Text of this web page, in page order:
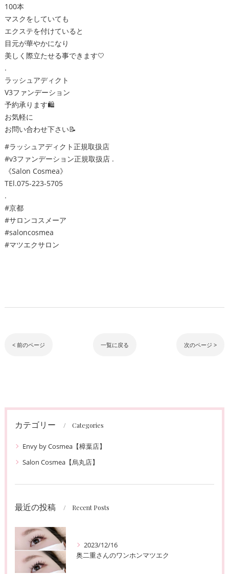
100本
マスクをしていても
エクステを付けていると
目元が華やかになり
美しく際立たせる事できます🤍
.
ラッシュアディクト
V3ファンデーション
予約承ります🛍
お気軽に
お問い合わせ下さい📝
#ラッシュアディクト正規取扱店
#v3ファンデーション正規取扱店 .
《Salon Cosmea》
TEl.075-223-5705
.
#京都
#サロンコスメーア
#saloncosmea
#マツエクサロン
< 前のページ 一覧に戻る 次のページ >
カテゴリー Categories
Envy by Cosmea【樟葉店】
Salon Cosmea【烏丸店】
最近の投稿 Recent Posts
2023/12/16
奥二重さんのワンホンマツエク